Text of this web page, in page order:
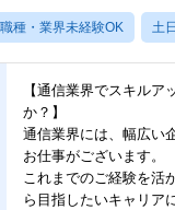
職種・業界未経験OK 土
【通信業界でスキルア
か？】
通信業界には、幅広い
お仕事がございます。
これまでのご経験を活
ら目指したいキャリア